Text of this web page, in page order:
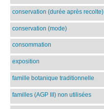
conservation (durée après recolte)
conservation (mode)
consommation
exposition
famille botanique traditionnelle
familles (AGP III) non utilisées